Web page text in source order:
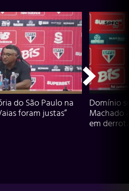
do São Paulo na
foram justas”
Domínio
Machado
em